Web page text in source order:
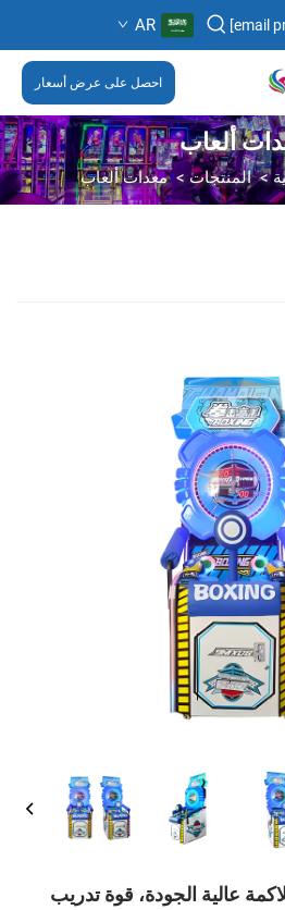
AR
احصل على عرض أسعار
ألعاب
>المنتجات >معدات ألعاب
عالية الجودة، قوة تدريب